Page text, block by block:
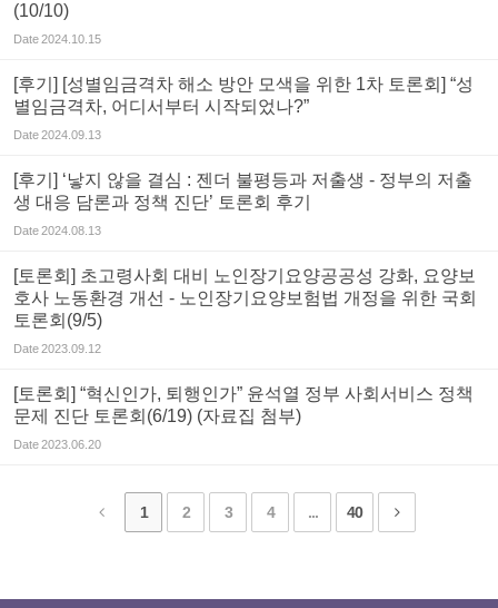
(10/10)
Date2024.10.15
[후기] [성별임금격차 해소 방안 모색을 위한 1차 토론회] “성
별임금격차, 어디서부터 시작되었나?”
Date2024.09.13
[후기] ‘낳지 않을 결심 : 젠더 불평등과 저출생 - 정부의 저출
생 대응 담론과 정책 진단’ 토론회 후기
Date2024.08.13
[토론회] 초고령사회 대비 노인장기요양공공성 강화, 요양보
호사 노동환경 개선 - 노인장기요양보험법 개정을 위한 국회
토론회(9/5)
Date2023.09.12
[토론회] “혁신인가, 퇴행인가” 윤석열 정부 사회서비스 정책
문제 진단 토론회(6/19) (자료집 첨부)
Date2023.06.20
1 2 3 4 ... 40